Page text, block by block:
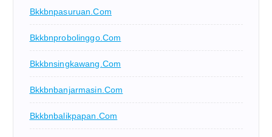
Bkkbnpasuruan.com
Bkkbnprobolinggo.com
Bkkbnsingkawang.com
Bkkbnbanjarmasin.com
Bkkbnbalikpapan.com